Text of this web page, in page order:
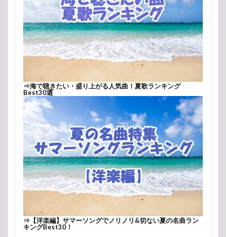
⇒海で聴きたい・盛り上がる人気曲！夏歌ランキング
Best30選
⇒ 【洋楽編】サマーソングでノリノリ&切ない夏の名曲ラン
キングBest30！